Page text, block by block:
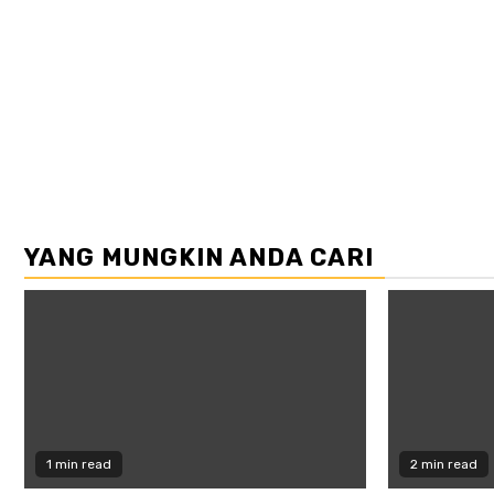
YANG MUNGKIN ANDA CARI
1 min read 2 min read